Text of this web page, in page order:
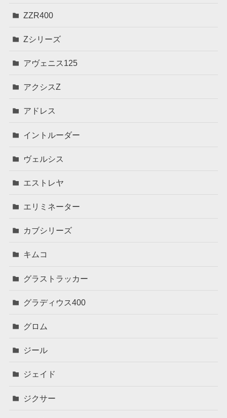
ZZR400
Zシリーズ
アヴェニス125
アクシスZ
アドレス
イントルーダー
ヴェルシス
エストレヤ
エリミネーター
カブシリーズ
キムコ
グラストラッカー
グラディウス400
グロム
ジール
ジェイド
ジクサー